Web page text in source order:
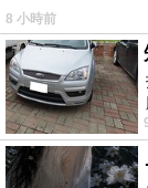
仞的懸崖上，有一座
8 小時前